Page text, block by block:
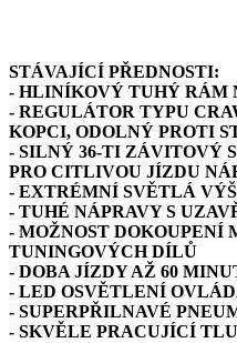
STÁVAJÍCÍ PŘEDNOSTI:
- HLINÍKOVÝ TUHÝ RÁM
- REGULÁTOR TYPU
KOPCI, ODOLNÝ PROTI
- SILNÝ 36-TI ZÁVITOVÝ
PRO CITLIVOU JÍZDU
- EXTRÉMNÍ SVĚTLÁ
- TUHÉ NÁPRAVY S
- MOŽNOST DOKOUPENÍ
TUNINGOVÝCH DÍLŮ
- DOBA JÍZDY AŽ 60
- LED OSVĚTLENÍ
- SUPERPŘILNAVÉ
- SKVĚLE PRACUJÍCÍ